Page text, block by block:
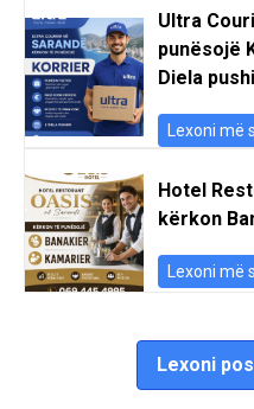
Ultra
punësojë
Diela
Lexoni më
Hotel
kërkon
Lexoni më
Lexoni